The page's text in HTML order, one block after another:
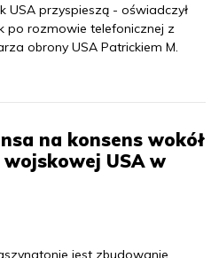
USA przyspieszą - oświadczył
po rozmowie telefonicznej z
obrony USA Patrickiem M.
na konsens wokół
USA w
jest zbudowanie